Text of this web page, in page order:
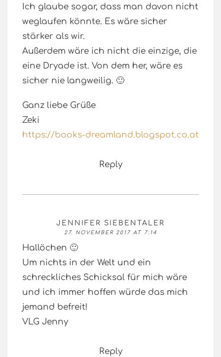
Ich glaube sogar, dass man davon nicht
weglaufen könnte. Es wäre sicher
stärker als wir.
Außerdem wäre ich nicht die einzige, die
eine Dryade ist. Von dem her, wäre es
sicher nie langweilig. 🙂
Ganz liebe Grüße
Zeki
https://books-dreamland.blogspot.co.at
Reply
JENNIFER SIEBENTALER
27. NOVEMBER 2017 AT 7:14
Hallöchen 🙂
Um nichts in der Welt und ein
schreckliches Schicksal für mich wäre
und ich immer hoffen würde das mich
jemand befreit!
VLG Jenny
Reply